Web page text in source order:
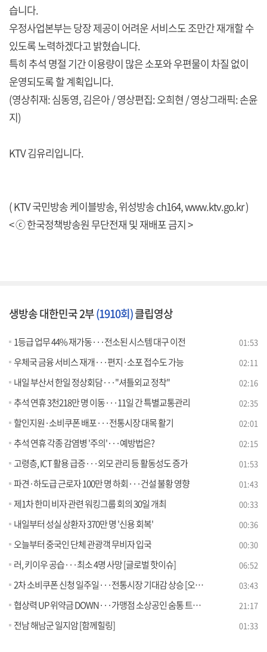
습니다.
우정사업본부는 당장 제공이 어려운 서비스도 조만간 재개할 수
있도록 노력하겠다고 밝혔습니다.
특히 추석 명절 기간 이용량이 많은 소포와 우편물이 차질 없이
운영되도록 할 계획입니다.
(영상취재: 심동영, 김은아 / 영상편집: 오희현 / 영상그래픽: 손윤
지)
KTV 김유리입니다.
( KTV 국민방송 케이블방송, 위성방송 ch164,www.ktv.go.kr)
< ⓒ 한국정책방송원 무단전재 및 재배포 금지 >
생방송 대한민국 2부(1910회)클립영상
1등급 업무 44% 재가동···전소된 시스템 대구 이전 01:53
우체국 금융 서비스 재개···편지·소포 접수도 가능 02:11
내일 부산서 한일 정상회담···"셔틀외교 정착" 02:16
추석 연휴 3천218만 명 이동···11일 간 특별교통관리 02:35
할인지원·소비쿠폰 배포···전통시장 대목 활기 02:01
추석 연휴 각종 감염병 '주의'···예방법은? 02:15
고령층, ICT 활용 급증···외모 관리 등 활동성도 증가 01:53
파견·하도급 근로자 100만 명 하회···건설 불황 영향 01:43
제1차 한미 비자 관련 워킹그룹 회의 30일 개최 00:33
내일부터 성실 상환자 370만 명 '신용 회복' 00:36
오늘부터 중국인 단체 관광객 무비자 입국 00:30
러, 키이우 공습···최소 4명 사망 [글로벌 핫이슈] 06:52
2차 소비쿠폰 신청 일주일···전통시장 기대감 상승 [오늘의 이슈] 03:43
협상력 UP 위약금 DOWN···가맹점 소상공인 숨통 트나 [경제&이슈] 21:17
전남 해남군 일지암 [함께힐링] 01:33